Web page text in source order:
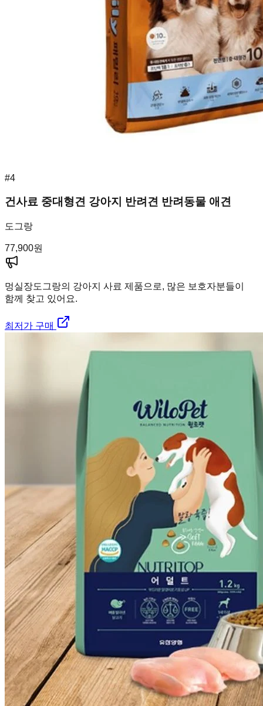
#4
건사료 중대형견 강아지 반려견 반려동물 애견
도그랑
77,900원
멍실장도그랑의 강아지 사료 제품으로, 많은 보호자분들이
함께 찾고 있어요.
최저가 구매